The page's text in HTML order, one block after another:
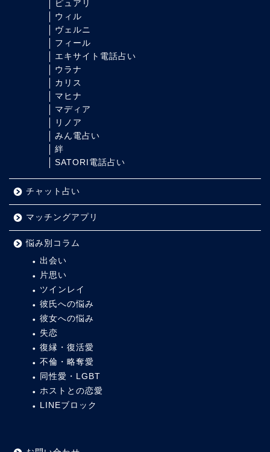
ピュアリ
ウィル
ヴェルニ
フィール
エキサイト電話占い
ウラナ
カリス
マヒナ
マディア
リノア
みん電占い
絆
SATORI電話占い
チャット占い
マッチングアプリ
悩み別コラム
出会い
片思い
ツインレイ
彼氏への悩み
彼女への悩み
失恋
復縁・復活愛
不倫・略奪愛
同性愛・LGBT
ホストとの恋愛
LINEブロック